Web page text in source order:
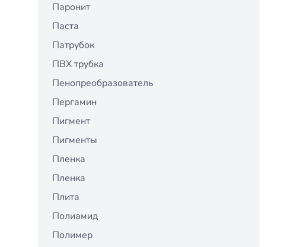
Паронит
Паста
Патрубок
ПВХ трубка
Пенопреобразователь
Пергамин
Пигмент
Пигменты
Пленка
Пленка
Плита
Полиамид
Полимер